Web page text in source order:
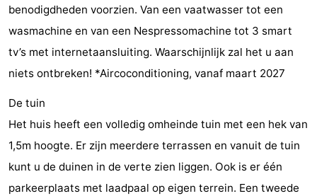
Zwembaden
-
Wandelen
-
Paardrijden
-
Delta-
Eten
benodigdheden voorzien. Van een vaatwasser tot een
wasmachine en van een Nespressomachine tot 3 smart
tv’s met internetaansluiting. Waarschijnlijk zal het u aan
niets ontbreken! *Aircoconditioning, vanaf maart 2027
De tuin
Het huis heeft een volledig omheinde tuin met een hek van
1,5m hoogte. Er zijn meerdere terrassen en vanuit de tuin
kunt u de duinen in de verte zien liggen. Ook is er één
parkeerplaats met laadpaal op eigen terrein. Een tweede